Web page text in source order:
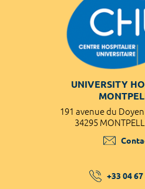
UNIVERSITY
191 avenue du
34295
+33 04 67